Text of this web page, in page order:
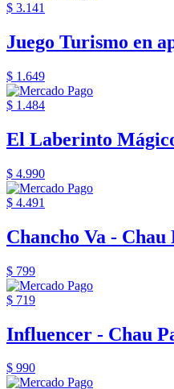
$ 3.141
Juego Turismo en
$ 1.649
$ 1.484
El Laberinto
$ 4.990
$ 4.491
Chancho Va - Chau
$ 799
$ 719
Influencer - Chau
$ 990